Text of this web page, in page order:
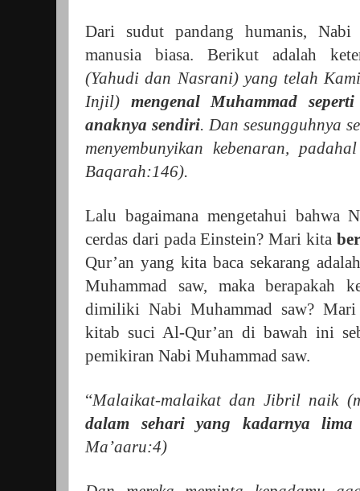
Dari sudut pandang humanis, Nabi
manusia biasa. Berikut adalah
(Yahudi dan Nasrani) yang telah
Injil) mengenal Muhammad
anaknya sendiri. Dan sesungguhnya
menyembunyikan kebenaran,
Baqarah:146).
Lalu bagaimana mengetahui bahwa
cerdas dari pada Einstein? Mari kita
Qur’an yang kita baca sekarang
Muhammad saw, maka berapakah
dimiliki Nabi Muhammad saw?
kitab suci Al-Qur’an di bawah ini
pemikiran Nabi Muhammad saw.
“Malaikat-malaikat dan Jibril naik
dalam sehari yang kadarnya
Ma’aaru:4)